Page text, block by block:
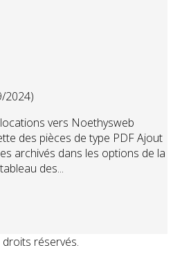
2024)
vers Noethysweb
des pièces de type PDF Ajout
archivés dans les options de la
des...
réservés.